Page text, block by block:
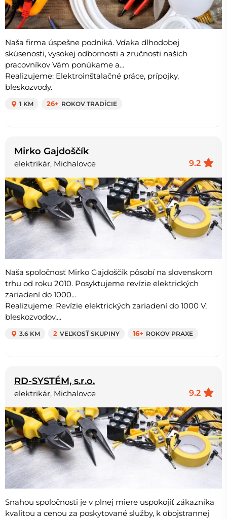
Naša firma úspešne podniká. Vďaka dlhodobej
skúsenosti, vysokej odbornosti a zručnosti našich
pracovníkov Vám ponúkame a...
Realizujeme: Elektroinštalačné práce, prípojky,
bleskozvody.
1 KM 26+ ROKOV TRADÍCIE
Mirko Gajdoščík
9.2
elektrikár, Michalovce
Naša spoločnosť Mirko Gajdoščík pôsobí na slovenskom
trhu od roku 2010. Posyktujeme revízie elektrických
zariadení do 1000...
Realizujeme: Revízie elektrických zariadení do 1000 V,
bleskozvodov,...
3.6 KM 2 VEĽKOSŤ SKUPINY 16+ ROKOV PRAXE
RD-SYSTÉM, s.r.o.
9.2
elektrikár, Michalovce
Snahou spoločnosti je v plnej miere uspokojiť zákazníka
kvalitou a cenou za poskytované služby, k obojstrannej